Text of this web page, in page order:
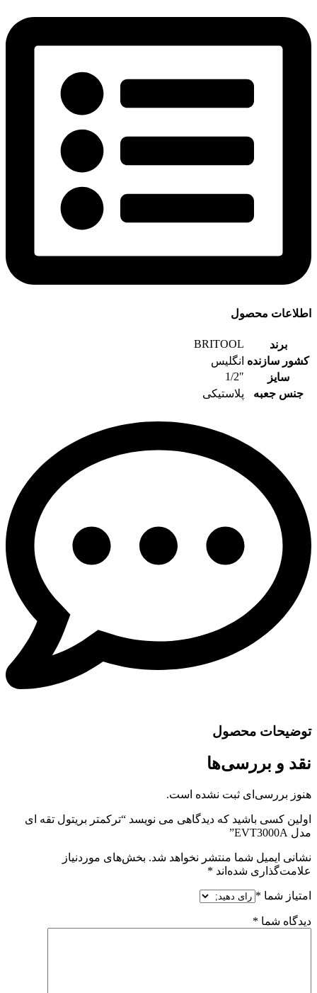
اطلاعات محصول
برند
BRITOOL
کشور سازنده انگلیس
سایز
1/2″
جنس جعبه
پلاستیکی
توضیحات محصول
نقد و بررسی‌ها
هنوز بررسی‌ای ثبت نشده است.
اولین کسی باشید که دیدگاهی می نویسد “ترکمتر بریتول تقه ای
مدل EVT3000A”
نشانی ایمیل شما منتشر نخواهد شد. بخش‌های موردنیاز
علامت‌گذاری شده‌اند *
امتیاز شما *
دیدگاه شما *